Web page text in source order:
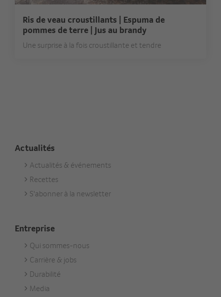
Ris de veau croustillants | Espuma de
pommes de terre | Jus au brandy
Une surprise à la fois croustillante et tendre
Actualités
Footer
Aktuell
Actualités & événements
Recettes
S'abonner à la newsletter
Entreprise
Footer
Unternehmen
Qui sommes-nous
Carrière & jobs
Durabilité
Media